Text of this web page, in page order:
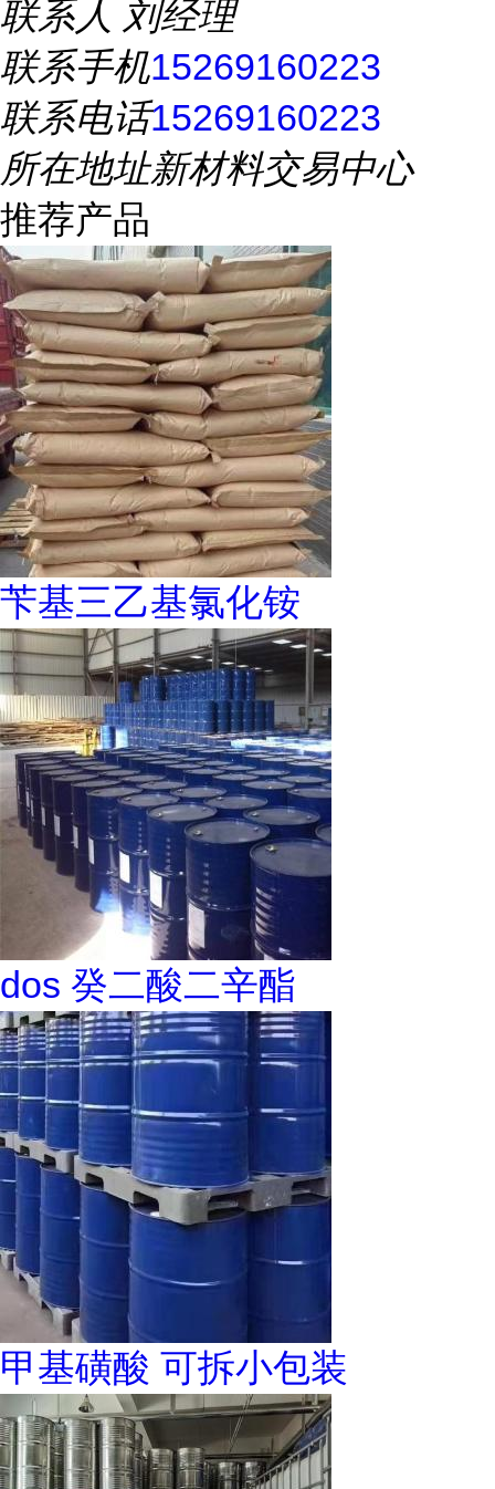
联系人 刘经理
联系手机15269160223
联系电话15269160223
所在地址新材料交易中心
推荐产品
苄基三乙基氯化铵
dos 癸二酸二辛酯
甲基磺酸 可拆小包装